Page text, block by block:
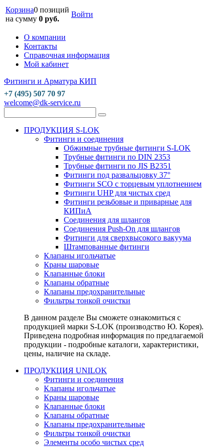
Корзина0 позиций
на сумму 0 руб.
Войти
О компании
Контакты
Справочная информация
Мой кабинет
Фитинги и Арматура КИП
+7 (495) 507 70 97
welcome@dk-service.ru
ПРОДУКЦИЯ S-LOK
Фитинги и соединения
Обжимные трубные фитинги S-LOK
Трубные фитинги по DIN 2353
Трубные фитинги по JIS B2351
Фитинги под развальцовку 37°
Фитинги SCO с торцевым уплотнением
Фитинги UHP для чистых сред
Фитинги резьбовые и приварные для
КИПиА
Соединения для шлангов
Соединения Push-On для шлангов
Фитинги для сверхвысокого вакуума
Штампованные фитинги
Клапаны игольчатые
Краны шаровые
Клапанные блоки
Клапаны обратные
Клапаны предохранительные
Фильтры тонкой очистки
В данном разделе Вы сможете ознакомиться с
продукцией марки S-LOK (производство Ю. Корея).
Приведена подробная информация по предлагаемой
продукции - подробные каталоги, характеристики,
цены, наличие на складе.
ПРОДУКЦИЯ UNILOK
Фитинги и соединения
Клапаны игольчатые
Краны шаровые
Клапанные блоки
Клапаны обратные
Клапаны предохранительные
Фильтры тонкой очистки
Элементы особо чистых сред